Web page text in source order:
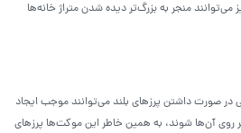
منجر به بزرگ‌تر دیده شدن متراژ خانه‌ها
صورت داشتن پرزهای بلند می‌توانند موجب ایجاد
روی آن‌ها شوند، به همین خاطر این موکت‌ها پرزهای